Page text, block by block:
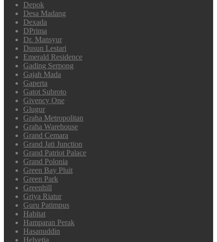
Depok
Desa Madang
Dexada
DPrima
Dr. Mansyur
Dusun Lestari
Emerald Residence
Gading Serpong
Gajah Mada
Gaperta
Gatot Subroto
Givency One
Glugur
Graha Metropolitan
Graha Warehouse
Grand Cemara
Grand Jati Junction
Grand Patriot Palace
Grand Polonia
Green Bay Pluit
Green Park
Greenhill
Griya Riatur
Guru Patimpus
Habitat
Hamparan Perak
Hasanuddin
Helvetia